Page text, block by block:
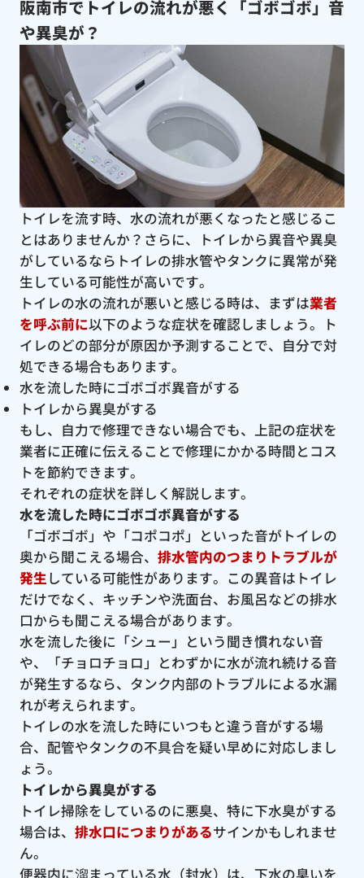
阪南市でトイレの流れが悪く「ゴボゴボ」音
や異臭が？
トイレを流す時、水の流れが悪くなったと感じるこ
とはありませんか？さらに、トイレから異音や異臭
がしているならトイレの排水管やタンクに異常が発
生している可能性が高いです。
トイレの水の流れが悪いと感じる時は、まずは業者
を呼ぶ前に以下のような症状を確認しましょう。ト
イレのどの部分が原因か予測することで、自分で対
処できる場合もあります。
水を流した時にゴボゴボ異音がする
トイレから異臭がする
もし、自力で修理できない場合でも、上記の症状を
業者に正確に伝えることで修理にかかる時間とコス
トを節約できます。
それぞれの症状を詳しく解説します。
水を流した時にゴボゴボ異音がする
「ゴボゴボ」や「コポコポ」といった音がトイレの
奥から聞こえる場合、 排水管内のつまりトラブルが
発生している可能性があります。この異音はトイレ
だけでなく、キッチンや洗面台、お風呂などの排水
口からも聞こえる場合があります。
水を流した後に「シュー」という聞き慣れない音
や、「チョロチョロ」とわずかに水が流れ続ける音
が発生するなら、タンク内部のトラブルによる水漏
れが考えられます。
トイレの水を流した時にいつもと違う音がする場
合、配管やタンクの不具合を疑い早めに対応しまし
ょう。
トイレから異臭がする
トイレ掃除をしているのに悪臭、特に下水臭がする
場合は、 排水口につまりがあるサインかもしれませ
ん。